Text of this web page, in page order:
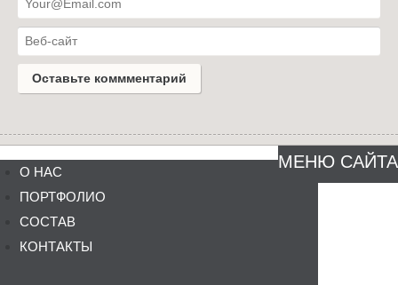
МЕНЮ САЙТА
О НАС
ПОРТФОЛИО
СОСТАВ
КОНТАКТЫ